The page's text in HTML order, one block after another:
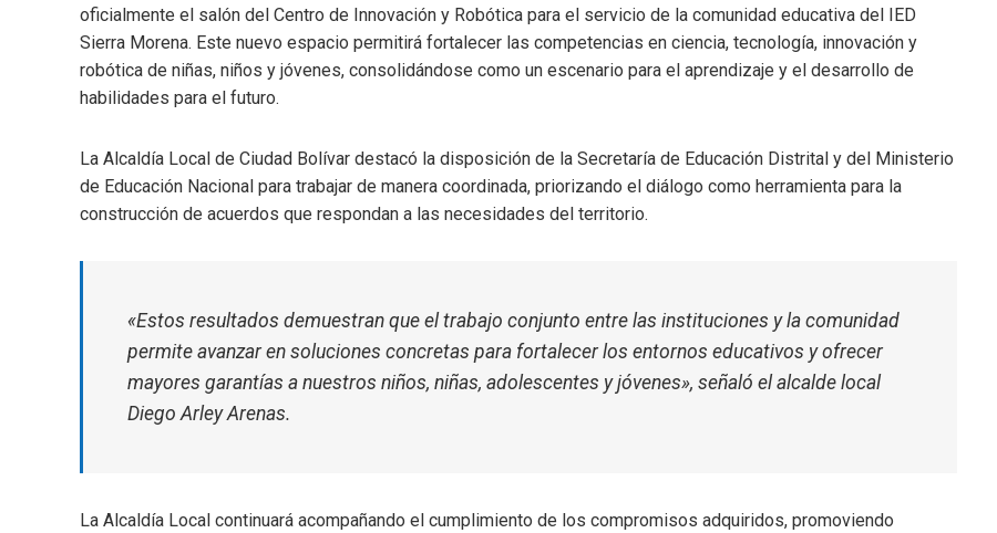
oficialmente el salón del Centro de Innovación y Robótica para el servicio de la comunidad educativa del IED
Sierra Morena. Este nuevo espacio permitirá fortalecer las competencias en ciencia, tecnología, innovación y
robótica de niñas, niños y jóvenes, consolidándose como un escenario para el aprendizaje y el desarrollo de
habilidades para el futuro.
La Alcaldía Local de Ciudad Bolívar destacó la disposición de la Secretaría de Educación Distrital y del Ministerio
de Educación Nacional para trabajar de manera coordinada, priorizando el diálogo como herramienta para la
construcción de acuerdos que respondan a las necesidades del territorio.
«Estos resultados demuestran que el trabajo conjunto entre las instituciones y la comunidad
permite avanzar en soluciones concretas para fortalecer los entornos educativos y ofrecer
mayores garantías a nuestros niños, niñas, adolescentes y jóvenes», señaló el alcalde local
Diego Arley Arenas.
La Alcaldía Local continuará acompañando el cumplimiento de los compromisos adquiridos, promoviendo